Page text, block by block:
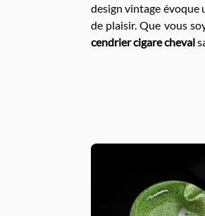
design vintage évoque
de plaisir. Que vous
cendrier cigare cheval